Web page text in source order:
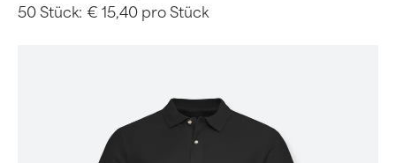
50 Stück: € 15,40 pro Stück